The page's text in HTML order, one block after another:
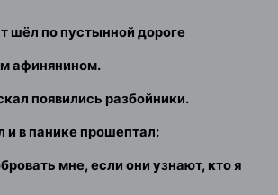
шёл по пустынной дороге
афинянином.
появились разбойники.
и в панике прошептал:
мне, если они узнают, кто я